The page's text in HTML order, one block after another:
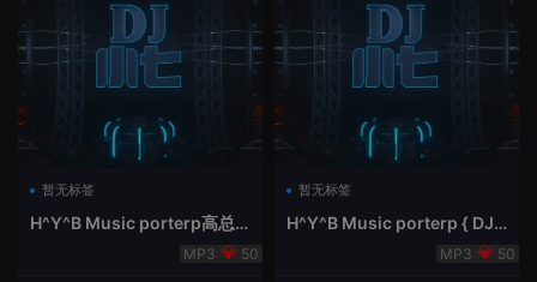
暂无标签
H^Y^B Music porterp高总
聆听 全英文Vina Lak House50
暂无标签
H^Y^B Music porterp { DJ
小七&高总夜空中的风铃}
50